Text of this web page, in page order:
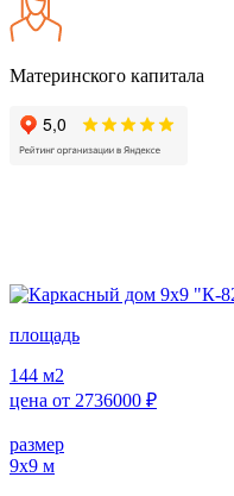
Материнского капитала
площадь
144 м2
цена от 2736000 ₽
размер
9х9 м